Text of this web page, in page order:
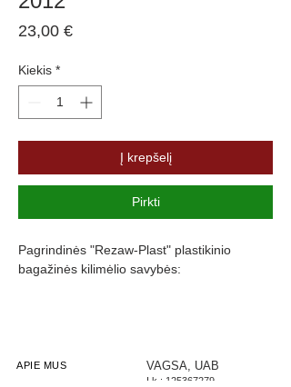
23,00 €Price
Kiekis *
Į krepšelį
Pirkti
Pagrindinės "Rezaw-Plast" plastikinio
bagažinės kilimėlio savybės:
Pagamintas iš polietileno
Turi gofruotą paviršių
APIE MUS
VAGSA, UAB
Į.k.: 125367279